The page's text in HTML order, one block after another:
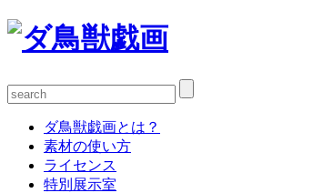
ダ鳥獣戯画とは？
素材の使い方
ライセンス
特別展示室